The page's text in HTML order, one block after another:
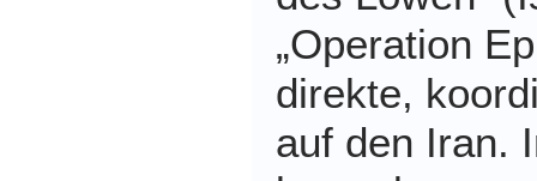
„Operation
direkte,
auf den Iran.